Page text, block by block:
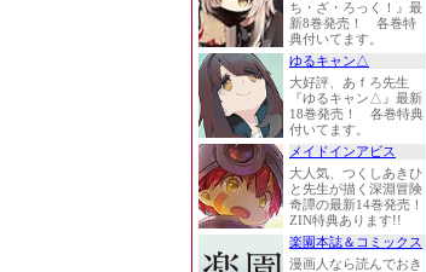
ち・ざ・ろっく！』最
新8巻発売！ 各巻特
典付いてます。
ゆるキャン△
大好評、あｆろ先生
『ゆるキャン△』最新
18巻発売！ 各巻特典
付いてます。
メイドインアビス
大人気、つくしあきひ
と先生が描く深淵冒険
奇譚の最新14巻発売！
ZIN特典あります!!
楽園本誌＆コミックス
漫画人なら読んでおき